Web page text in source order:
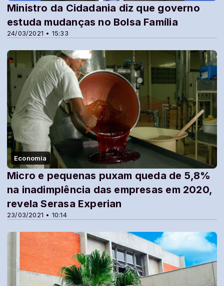
24/03/2021 • 15:33
Ministro da Cidadania diz que governo
estuda mudanças no Bolsa Família
Economia
23/03/2021 • 10:14
Micro e pequenas puxam queda de 5,8%
na inadimplência das empresas em 2020,
revela Serasa Experian